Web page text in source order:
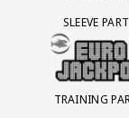
SLEEVE
BEZOEK ONZE
TRAINING